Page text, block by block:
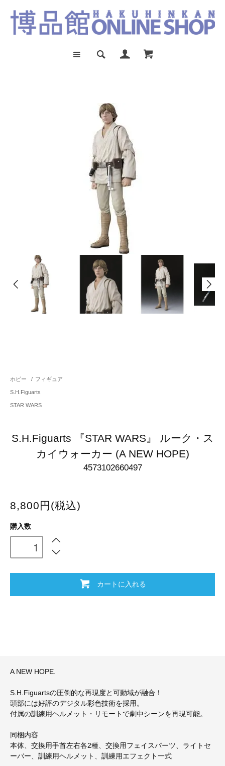
ホビー / フィギュア
S.H.Figuarts
STAR WARS
S.H.Figuarts 『STAR WARS』 ルーク・ス
カイウォーカー (A NEW HOPE)
4573102660497
8,800円(税込)
購入数
カートに入れる
A NEW HOPE.
S.H.Figuartsの圧倒的な再現度と可動域が融合！
頭部には好評のデジタル彩色技術を採用。
付属の訓練用ヘルメット・リモートで劇中シーンを再現可能。
同梱内容
本体、交換用手首左右各2種、交換用フェイスパーツ、ライトセ
ーバー、訓練用ヘルメット、訓練用エフェクト一式